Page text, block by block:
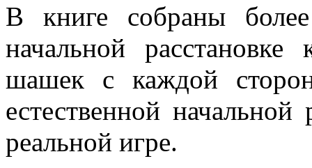
В книге собраны
начальной
шашек с каждой
естественной
реальной игре.